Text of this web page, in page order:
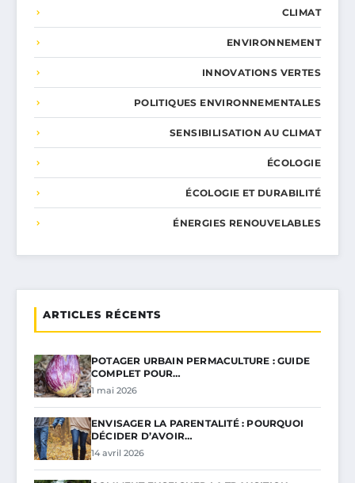
CLIMAT
ENVIRONNEMENT
INNOVATIONS VERTES
POLITIQUES ENVIRONNEMENTALES
SENSIBILISATION AU CLIMAT
ÉCOLOGIE
ÉCOLOGIE ET DURABILITÉ
ÉNERGIES RENOUVELABLES
ARTICLES RÉCENTS
POTAGER URBAIN PERMACULTURE : GUIDE
COMPLET POUR…
1 mai 2026
ENVISAGER LA PARENTALITÉ : POURQUOI
DÉCIDER D’AVOIR…
14 avril 2026